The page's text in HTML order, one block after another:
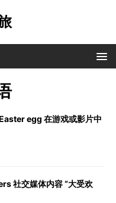
egg 在游戏或影片中
社交媒体内容 “大受欢